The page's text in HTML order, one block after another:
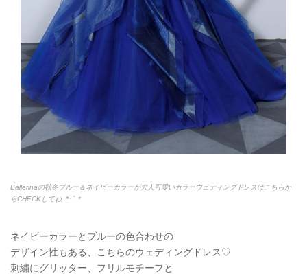
Ballerinaの秋冬ブルー＆ネイビーカラーが大人可愛いカラーウェディングドレスはこちらか
らCHECKしてね.:*･ﾟ＊
ネイビーカラーとブルーの色合わせの
デザイン性もある、こちらのウェディングドレス♡
刺繍にグリッター、フリルモチーフと